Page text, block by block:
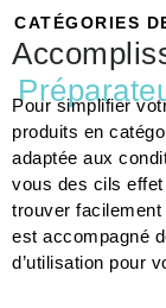
CATÉGORIES
...
Pour simplifier
produits en
adaptée aux
vous des cils
trouver
est accompagné
d’utilisation pour